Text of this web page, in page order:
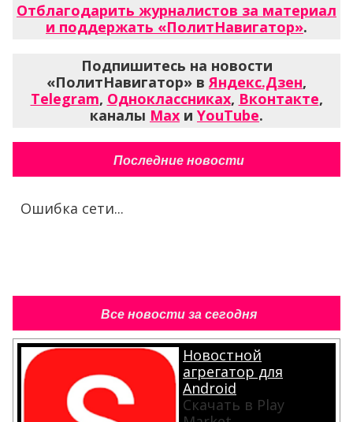
Отблагодарить журналистов за материал
и поддержать «ПолитНавигатор».
Подпишитесь на новости
«ПолитНавигатор» вЯндекс.Дзен,
Telegram, Одноклассниках, Вконтакте,
каналы Max и YouTube.
Последние новости
Ошибка сети...
Все новости за сегодня
Новостной
агрегатор для
Android
Скачать в Play